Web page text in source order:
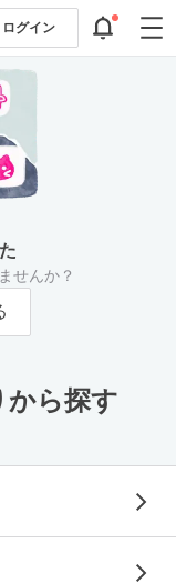
ログイン
せんか？
から探す